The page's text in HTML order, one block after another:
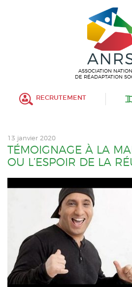
ASSOCIATION
DE RÉADAPTATION
RECRUTEMENT
13 janvier 2020
TÉMOIGNAGE À LA
OU L’ESPOIR DE LA